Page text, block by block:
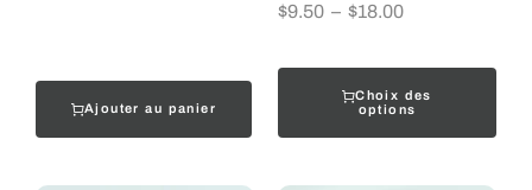
Ajouter au panier
$9.50 – $18.00
Choix des
options